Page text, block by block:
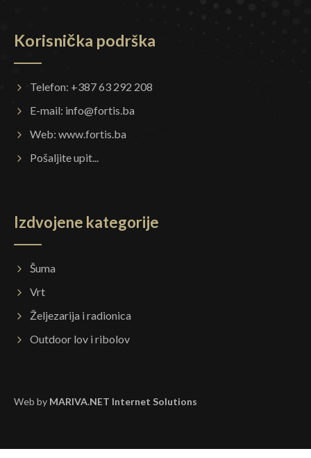
Korisnička podrška
Telefon: +387 63 292 208
E-mail: info@fortis.ba
Web: www.fortis.ba
Pošaljite upit...
Izdvojene kategorije
Šuma
Vrt
Željezarija i radionica
Outdoor lov i ribolov
Web by MARIVA.NET Internet Solutions